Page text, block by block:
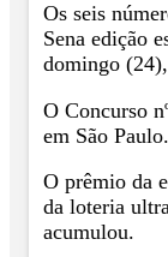
Os seis
Sena edição
domingo
O Concurso
em São
O prêmio da
da loteria
acumulou.